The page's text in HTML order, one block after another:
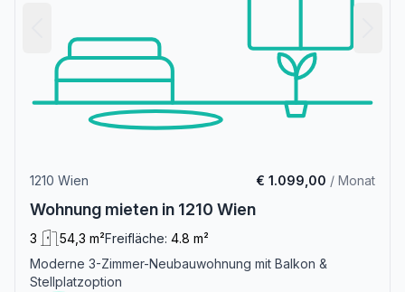
1210 Wien € 1.099,00 / Monat
Wohnung mieten in 1210 Wien
3 54,3 m²Freifläche: 4.8 m²
Moderne 3-Zimmer-Neubauwohnung mit Balkon &
Stellplatzoption